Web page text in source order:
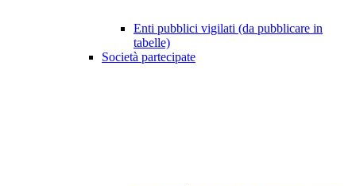
Enti pubblici vigilati (da pubblicare in
tabelle)
Società partecipate